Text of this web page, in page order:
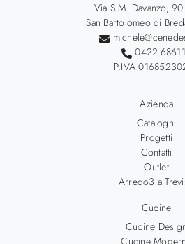
Via S.M. Davanzo,
San Bartolomeo di
0422-
P.IVA
Azienda
Cataloghi
Progetti
Contatti
Outlet
Arredo3 a
Cucine
Cucine